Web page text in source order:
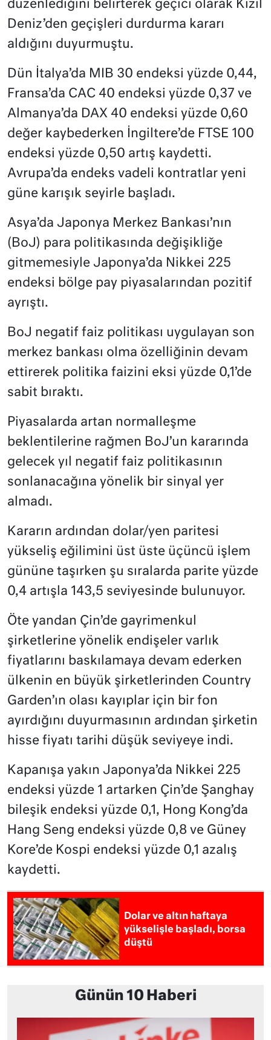
düzenlediğini belirterek geçici olarak Kızıl
Deniz’den geçişleri durdurma kararı
aldığını duyurmuştu.
Dün İtalya’da MIB 30 endeksi yüzde 0,44,
Fransa’da CAC 40 endeksi yüzde 0,37 ve
Almanya’da DAX 40 endeksi yüzde 0,60
değer kaybederken İngiltere’de FTSE 100
endeksi yüzde 0,50 artış kaydetti.
Avrupa’da endeks vadeli kontratlar yeni
güne karışık seyirle başladı.
Asya’da Japonya Merkez Bankası’nın
(BoJ) para politikasında değişikliğe
gitmemesiyle Japonya’da Nikkei 225
endeksi bölge pay piyasalarından pozitif
ayrıştı.
BoJ negatif faiz politikası uygulayan son
merkez bankası olma özelliğinin devam
ettirerek politika faizini eksi yüzde 0,1’de
sabit bıraktı.
Piyasalarda artan normalleşme
beklentilerine rağmen BoJ’un kararında
gelecek yıl negatif faiz politikasının
sonlanacağına yönelik bir sinyal yer
almadı.
Kararın ardından dolar/yen paritesi
yükseliş eğilimini üst üste üçüncü işlem
gününe taşırken şu sıralarda parite yüzde
0,4 artışla 143,5 seviyesinde bulunuyor.
Öte yandan Çin’de gayrimenkul
şirketlerine yönelik endişeler varlık
fiyatlarını baskılamaya devam ederken
ülkenin en büyük şirketlerinden Country
Garden’ın olası kayıplar için bir fon
ayırdığını duyurmasının ardından şirketin
hisse fiyatı tarihi düşük seviyeye indi.
Kapanışa yakın Japonya’da Nikkei 225
endeksi yüzde 1 artarken Çin’de Şanghay
bileşik endeksi yüzde 0,1, Hong Kong’da
Hang Seng endeksi yüzde 0,8 ve Güney
Kore’de Kospi endeksi yüzde 0,1 azalış
kaydetti.
Dolar ve altın haftaya
yükselişle başladı, borsa
düştü
Günün 10 Haberi